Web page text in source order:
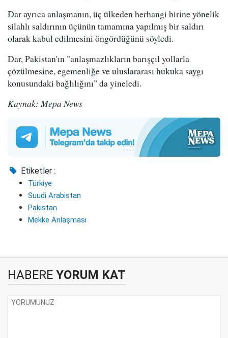
Dar ayrıca anlaşmanın, üç ülkeden herhangi birine yönelik
silahlı saldırının üçünün tamamına yapılmış bir saldırı
olarak kabul edilmesini öngördüğünü söyledi.
Dar, Pakistan'ın "anlaşmazlıkların barışçıl yollarla
çözülmesine, egemenliğe ve uluslararası hukuka saygı
konusundaki bağlılığını" da yineledi.
Kaynak: Mepa News
Etiketler :
Türkiye
Suudi Arabistan
Pakistan
Mekke Anlaşması
HABERE YORUM KAT